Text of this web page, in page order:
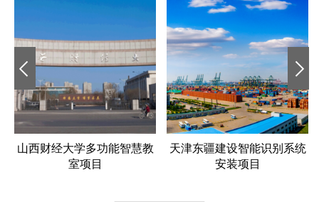
山西财经大学多功能智慧教
室项目
天津东疆建设智能识别系统
安装项目